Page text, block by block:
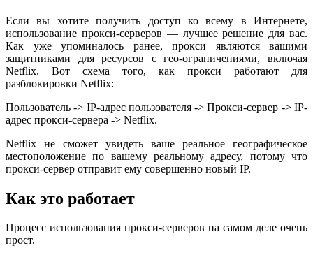
Если вы хотите получить доступ ко всему в Интернете,
использование прокси-серверов — лучшее решение для вас.
Как уже упоминалось ранее, прокси являются вашими
защитниками для ресурсов с гео-ограничениями, включая
Netflix. Вот схема того, как прокси работают для
разблокировки Netflix:
Пользователь -> IP-адрес пользователя -> Прокси-сервер -> IP-
адрес прокси-сервера -> Netflix.
Netflix не сможет увидеть ваше реальное географическое
местоположение по вашему реальному адресу, потому что
прокси-сервер отправит ему совершенно новый IP.
Как это работает
Процесс использования прокси-серверов на самом деле очень
прост.